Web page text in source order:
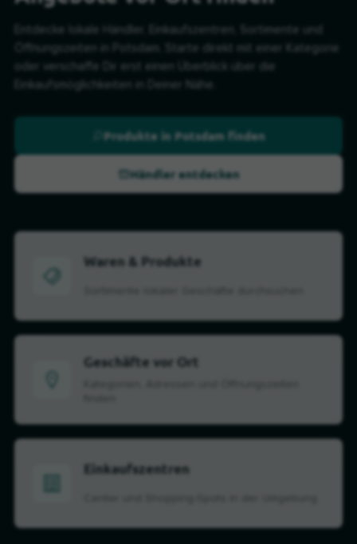
Produkte in Potsdam finden
Händler entdecken
Waren & Produkte
Geschäfte vor Ort
Einkaufszentren